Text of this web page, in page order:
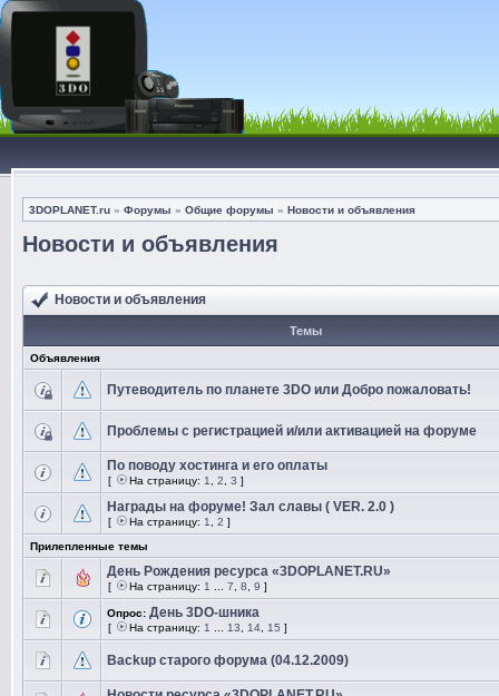
3DOPLANET.ru » Форумы » Общие форумы » Новости и объявления
Новости и объявления
Новости и объявления
Темы
Объявления
Путеводитель по планете 3DO или Добро пожаловать!
Проблемы с регистрацией и/или активацией на форуме
По поводу хостинга и его оплаты
[ На страницу: 1 2 3 ]
Награды на форуме! Зал славы ( VER. 2.0 )
[ На страницу: 1 2 ]
Прилепленные темы
День Рождения ресурса «3DOPLANET.RU»
[ На страницу: 1 7 8 9 ]
Опрос: День 3DO-шника
[ На страницу: 1 13 14 15 ]
Backup старого форума (04.12.2009)